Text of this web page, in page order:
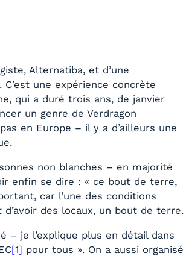
Alternatiba, et d’une
une expérience concrète
qui a duré trois ans, de janvier
un genre de Verdragon
en Europe – il y a d’ailleurs une
non blanches – en majorité
enfin se dire : « ce bout de terre,
car l’une des conditions
des locaux, un bout de terre.
– je l’explique plus en détail dans
[1] pour tous ». On a aussi organisé